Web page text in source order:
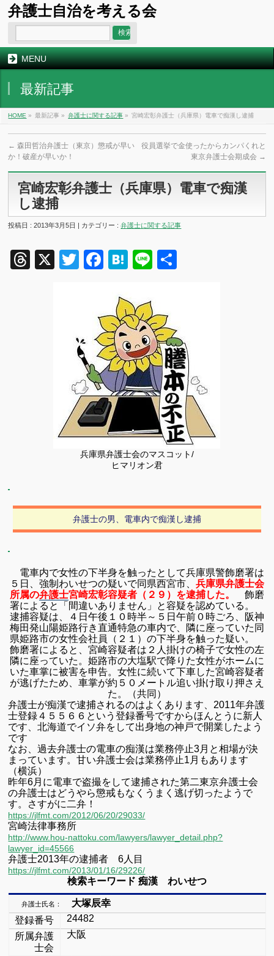
弁護士自治を考える会
MENU
最新記事
HOME » 最新記事 » 弁護士に関する記事 » 宮崎宏彰弁護士（兵庫県）電車で痴漢し逮捕
← 森田哲治弁護士（東京）懲戒が早い
か！破産が早いか！
役員選挙で金使ったからカンパくれと
東京弁護士会期成会 →
宮崎宏彰弁護士（兵庫県）電車で痴漢
し逮捕
投稿日 : 2013年3月5日 | カテゴリー :弁護士に関する記事
Threads
X TwitterFacebook
Hatena
Line
兵庫県弁護士会のマスコット/
ヒマリオン君
弁護士の男、電車内で痴漢し逮捕
電車内で女性の下半身を触ったとして兵庫県警飾磨署は
５日、強制わいせつの疑いで同県西宮市、 兵庫県弁護士会
所属の弁護士宮崎宏彰容疑者（２９）を逮捕した。
飾磨
署によると「間違いありません」と容疑を認めている。
逮捕容疑は、４日午後１０時半～５日午前０時ごろ、阪神
梅田発山陽姫路行き直通特急の車内で、隣に座っていた同
県姫路市の女性会社員（２１）の下半身を触った疑い。
飾磨署によると、宮崎容疑者は２人掛けの椅子で女性の左
隣に座っていた。姫路市の大塩駅で降りた女性がホームに
いた車掌に被害を申告。女性に続いて下車した宮崎容疑者
が逃げたため、車掌が約５０メートル追い掛け取り押さえ
た。（共同）
弁護士が痴漢で逮捕されるのはよくあります、2011年弁護
士登録４５５６６という登録番号ですからほんとうに新人
です、北海道でイソ弁をして出身地の神戸で開業したよう
です
なお、過去弁護士の電車の痴漢は業務停止3月と相場が決
まっています。甘い弁護士会は業務停止1月もあります
（横浜）
昨年6月に電車で盗撮をして逮捕された第二東京弁護士会
の弁護士はどうやら懲戒もなくうまく逃げ切ったようで
す。さすがに二弁！
https://jlfmt.com/2012/06/20/29033/
宮崎法律事務所
http://www.hou-nattoku.com/lawyers/lawyer_detail.php?
lawyer_id=45566
弁護士2013年の逮捕者 6人目
https://jlfmt.com/2013/01/16/29226/
検索キーワード 痴漢 わいせつ
弁護士氏名：
大塚辰幸
登録番号
24482
所属弁護
士会
大阪